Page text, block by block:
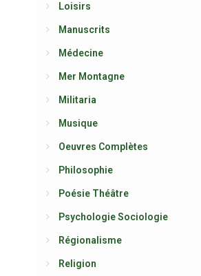
Loisirs
Manuscrits
Médecine
Mer Montagne
Militaria
Musique
Oeuvres Complètes
Philosophie
Poésie Théâtre
Psychologie Sociologie
Régionalisme
Religion